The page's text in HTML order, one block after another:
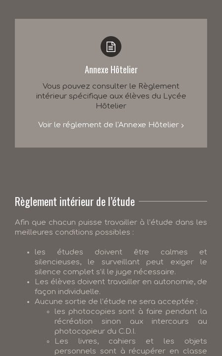
Annexe Hôtelier
Vous pouvez consulter le Règlement
intérieur spécifique aux élèves du Lycée
Hôtelier
Voir le réglement de l'Annexe Hôtelier
Règlement intérieur de l’étude
Afin que chacun puisse travailler à l’étude dans les
meilleures conditions possibles :
les études doivent être calmes et
silencieuses, le surveillant peut exiger le
silence complet s’il le juge nécessaire.
Les élèves doivent travailler en autonomie, de
façon individuelle.
Aucune sortie de l’étude ne sera acceptée :
les photocopies sont à faire pendant la
récréation sinon aux intercours au
photocopieur du C.D.I.
Les livres, cahiers et les objets
personnels sont à récupérer en classe